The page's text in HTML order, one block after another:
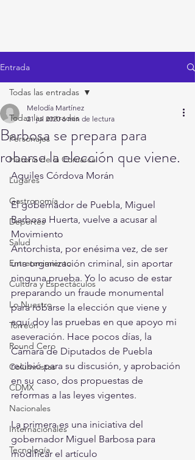
Entrada
Todas las entradas
Personajes
Historia de la Comarca
Lugares
Gastronomía
Deportes
Salud
Entretenimiento
Cultura y Espectáculos
Lo Nuestro
Torreón
Round Cero
Columnistas
CDMX
Nacionales
Internacionales
Tecnología
Todas las entradas
Barbosa se prepara para
robarse la elección que viene.
Melodía Martínez
21 jul 2020 6 min de lectura
Aquiles Córdova Morán
El gobernador de Puebla, Miguel
Barbosa Huerta, vuelve a acusar al
Movimiento
Antorchista, por enésima vez, de ser
una organización criminal, sin aportar
ninguna prueba. Yo lo acuso de estar
preparando un fraude monumental
para robarse la elección que viene y
aquí doy las pruebas en que apoyo mi
aseveración. Hace pocos días, la
Cámara de Diputados de Puebla
recibió para su discusión, y aprobación
en su caso, dos propuestas de
reformas a las leyes vigentes.
La primera es una iniciativa del
gobernador Miguel Barbosa para
modificar el artículo